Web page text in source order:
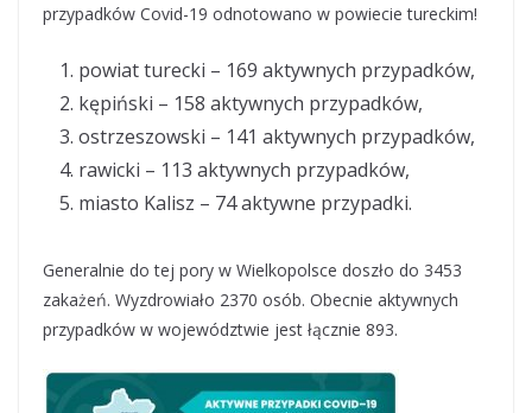
przypadków Covid-19 odnotowano w powiecie tureckim!
powiat turecki – 169 aktywnych przypadków,
kępiński – 158 aktywnych przypadków,
ostrzeszowski – 141 aktywnych przypadków,
rawicki – 113 aktywnych przypadków,
miasto Kalisz – 74 aktywne przypadki.
Generalnie do tej pory w Wielkopolsce doszło do 3453
zakażeń. Wyzdrowiało 2370 osób. Obecnie aktywnych
przypadków w województwie jest łącznie 893.